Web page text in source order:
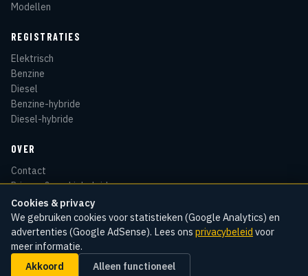
Cookies & privacy
We gebruiken cookies voor statistieken (Google Analytics) en
advertenties (Google AdSense). Lees ons privacybeleid voor
meer informatie.
Akkoord Alleen functioneel
Modellen
REGISTRATIES
Elektrisch
Benzine
Diesel
Benzine-hybride
Diesel-hybride
OVER
Contact
Privacy & cookiebeleid
Disclaimer
Sitemap
© 2026 Kentekenradar